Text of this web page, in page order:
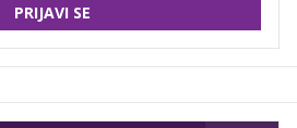
PRIJAVI SE